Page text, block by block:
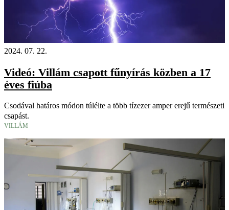
2024. 07. 22.
Videó: Villám csapott fűnyírás közben a 17
éves fiúba
Csodával határos módon túlélte a több tízezer amper erejű természeti
csapást.
VILLÁM